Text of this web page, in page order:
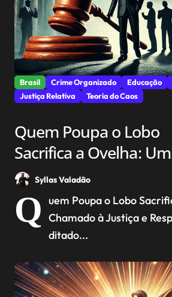
Brasil Crime Organizado Educação
Justiça Relativa
Teoria do Caos
Quem Poupa o Lobo
Sacrifica a Ovelha: Um
Chamado à Justiça e
Responsabilidade
Syllas Valadão
Q uem Poupa o Lobo
Chamado à Justiça e
ditado...